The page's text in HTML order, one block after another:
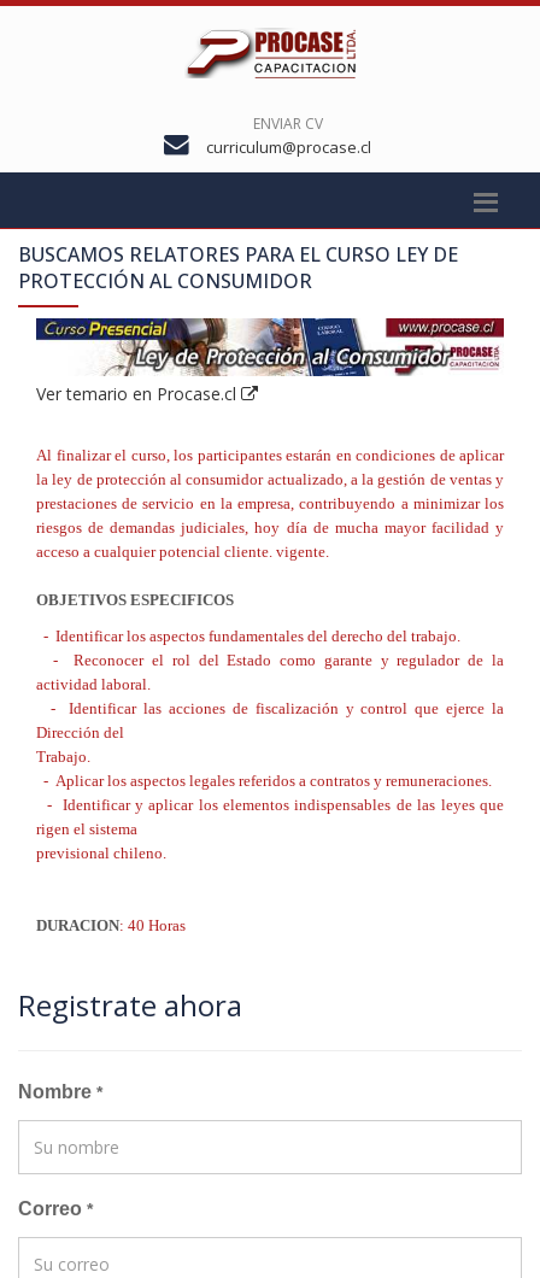
ENVIAR CV
curriculum@procase.cl
BUSCAMOS RELATORES PARA EL CURSO LEY DE
PROTECCIÓN AL CONSUMIDOR
Ver temario en Procase.cl
Al finalizar el curso, los participantes estarán en condiciones de aplicar
la ley de protección al consumidor actualizado, a la gestión de ventas y
prestaciones de servicio en la empresa, contribuyendo a minimizar los
riesgos de demandas judiciales, hoy día de mucha mayor facilidad y
acceso a cualquier potencial cliente. vigente.
OBJETIVOS ESPECIFICOS
- Identificar los aspectos fundamentales del derecho del trabajo.
- Reconocer el rol del Estado como garante y regulador de la
actividad laboral.
- Identificar las acciones de fiscalización y control que ejerce la
Dirección del
Trabajo.
- Aplicar los aspectos legales referidos a contratos y remuneraciones.
- Identificar y aplicar los elementos indispensables de las leyes que
rigen el sistema
previsional chileno.
DURACION: 40 Horas
Registrate ahora
Nombre *
Correo *